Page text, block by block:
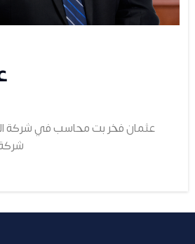
عثمان فخر بت محاسب في شركة
شركة